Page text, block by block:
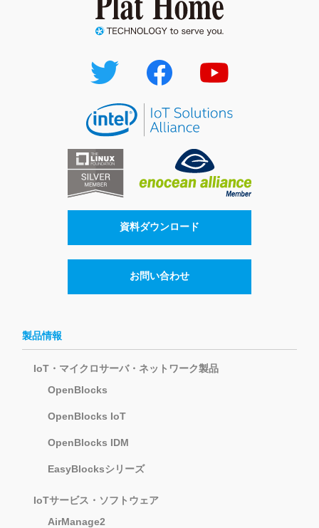
資料ダウンロード
お問い合わせ
製品情報
IoT・マイクロサーバ・ネットワーク製品
OpenBlocks
OpenBlocks IoT
OpenBlocks IDM
EasyBlocksシリーズ
IoTサービス・ソフトウェア
AirManage2